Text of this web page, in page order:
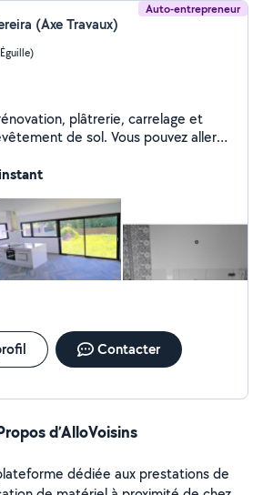
Auto-entrepreneur
(Axe Travaux)
plâtrerie, carrelage et
de sol. Vous pouvez aller
Contacter
d’AlloVoisins
dédiée aux prestations de